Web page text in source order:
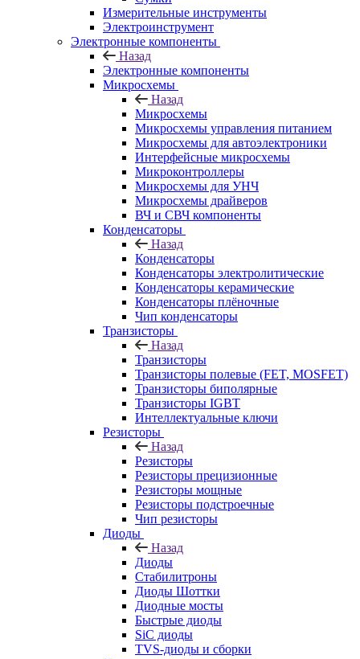
Измерительные инструменты
Электроинструмент
Электронные компоненты
Назад
Электронные компоненты
Микросхемы
Назад
Микросхемы
Микросхемы управления питанием
Микросхемы для автоэлектроники
Интерфейсные микросхемы
Микроконтроллеры
Микросхемы для УНЧ
Микросхемы драйверов
ВЧ и СВЧ компоненты
Конденсаторы
Назад
Конденсаторы
Конденсаторы электролитические
Конденсаторы керамические
Конденсаторы плёночные
Чип конденсаторы
Транзисторы
Назад
Транзисторы
Транзисторы полевые (FET, MOSFET)
Транзисторы биполярные
Транзисторы IGBT
Интеллектуальные ключи
Резисторы
Назад
Резисторы
Резисторы прецизионные
Резисторы мощные
Резисторы подстроечные
Чип резисторы
Диоды
Назад
Диоды
Стабилитроны
Диоды Шоттки
Диодные мосты
Быстрые диоды
SiC диоды
TVS-диоды и сборки